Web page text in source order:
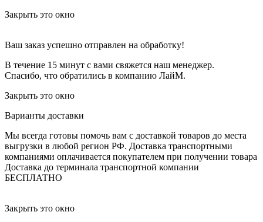
Закрыть это окно
Ваш заказ успешно отправлен на обработку!
В течение 15 минут с вами свяжется наш менеджер.
Спасибо, что обратились в компанию ЛайМ.
Закрыть это окно
Варианты доставки
Мы всегда готовы помочь вам с доставкой товаров до места
выгрузки в любой регион РФ. Доставка транспортными
компаниями оплачивается покупателем при получении товара
Доставка до терминала транспортной компании
БЕСПЛАТНО
Закрыть это окно